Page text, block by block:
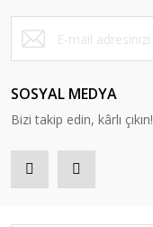
SOSYAL MEDYA
Bizi takip edin, kârlı çıkın!